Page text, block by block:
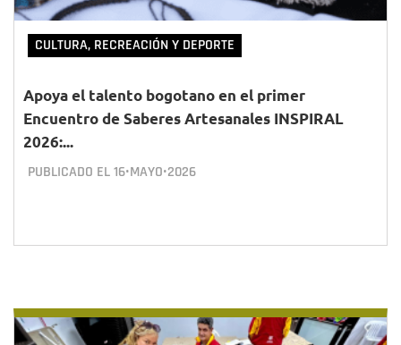
CULTURA, RECREACIÓN Y DEPORTE
Apoya el talento bogotano en el primer
Encuentro de Saberes Artesanales INSPIRAL
2026:...
PUBLICADO EL16•MAYO•2026